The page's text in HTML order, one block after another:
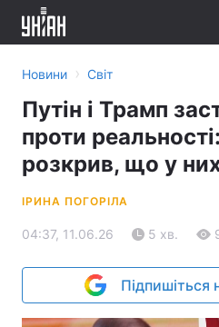
Новини › Світ
Путін і Трамп
проти
розкрив, що у
ІРИНА ПОГОРІЛА
04:37, 11.06.26 5 хв.
Підпишіться